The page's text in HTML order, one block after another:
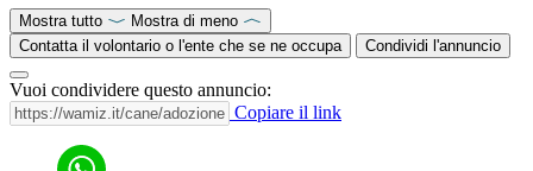
Mostra tutto
Mostra di meno
Contatta il volontario o l'ente che se ne occupa
Condividi l'annuncio
Vuoi condividere questo annuncio:
Copiare il link